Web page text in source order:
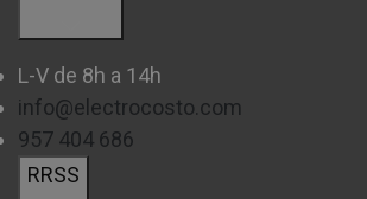
Podrás pagar tus compras tanto de
través de nuestras
ayudará a equipar tu cocina
uno o más productos y pagándolos de
cómoda.
L-V de 8h a 14h
info@electrocosto.com
957 404 686
RRSS